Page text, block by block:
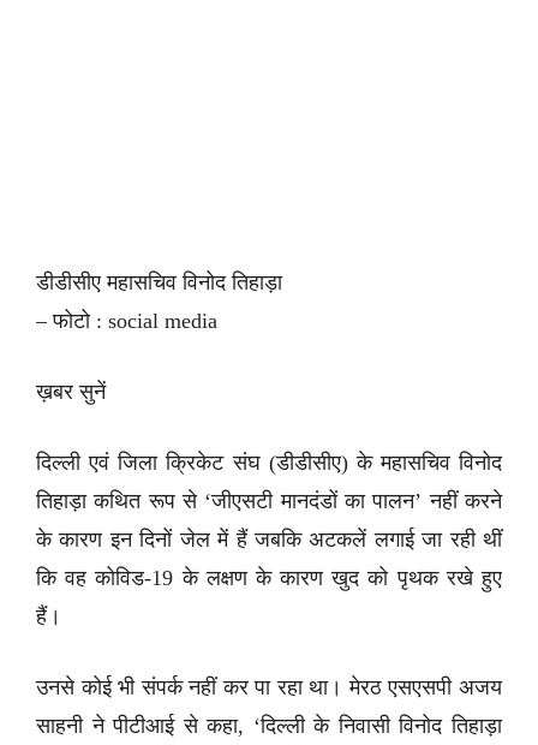
डीडीसीए महासचिव विनोद तिहाड़ा
– फोटो : social media
ख़बर सुनें
दिल्ली एवं जिला क्रिकेट संघ (डीडीसीए) के महासचिव विनोद
तिहाड़ा कथित रूप से ‘जीएसटी मानदंडों का पालन’ नहीं करने
के कारण इन दिनों जेल में हैं जबकि अटकलें लगाई जा रही थीं
कि वह कोविड-19 के लक्षण के कारण खुद को पृथक रखे हुए
हैं।
उनसे कोई भी संपर्क नहीं कर पा रहा था। मेरठ एसएसपी अजय
साहनी ने पीटीआई से कहा, ‘दिल्ली के निवासी विनोद तिहाड़ा